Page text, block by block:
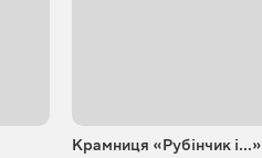
Крамниця «Рубінчик і...»